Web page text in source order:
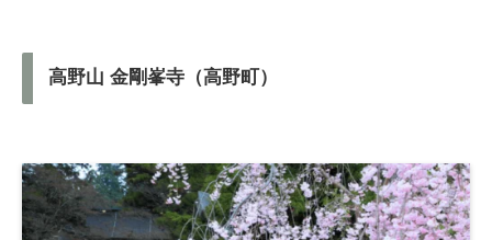
高野山 金剛峯寺（高野町）